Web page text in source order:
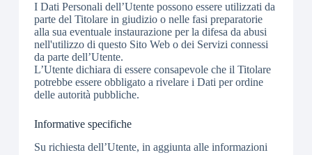
I Dati Personali dell’Utente possono essere utilizzati da
parte del Titolare in giudizio o nelle fasi preparatorie
alla sua eventuale instaurazione per la difesa da abusi
nell'utilizzo di questo Sito Web o dei Servizi connessi
da parte dell’Utente.
L’Utente dichiara di essere consapevole che il Titolare
potrebbe essere obbligato a rivelare i Dati per ordine
delle autorità pubbliche.
Informative specifiche
Su richiesta dell’Utente, in aggiunta alle informazioni